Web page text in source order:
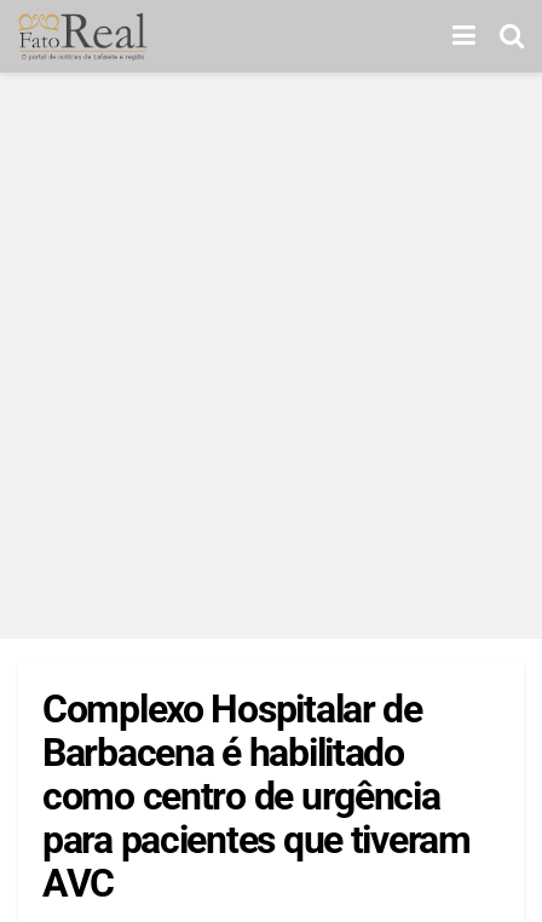
Complexo Hospitalar de
Barbacena é habilitado
como centro de urgência
para pacientes que tiveram
AVC